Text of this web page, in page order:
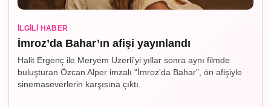
İLGILI HABER
İmroz’da Bahar’ın afişi yayınlandı
Halit Ergenç ile Meryem Uzerli'yi yıllar sonra aynı filmde
buluşturan Özcan Alper imzalı “İmroz'da Bahar”, ön afişiyle
sinemaseverlerin karşısına çıktı.